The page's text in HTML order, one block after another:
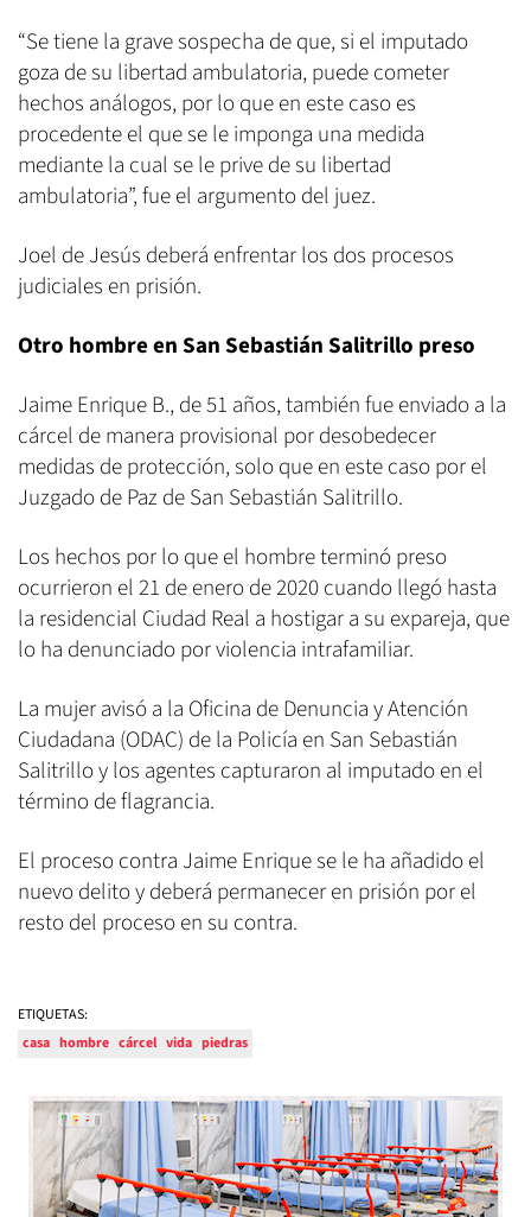
“Se tiene la grave sospecha de que, si el imputado
goza de su libertad ambulatoria, puede cometer
hechos análogos, por lo que en este caso es
procedente el que se le imponga una medida
mediante la cual se le prive de su libertad
ambulatoria”, fue el argumento del juez.
Joel de Jesús deberá enfrentar los dos procesos
judiciales en prisión.
Otro hombre en San Sebastián Salitrillo preso
Jaime Enrique B., de 51 años, también fue enviado a la
cárcel de manera provisional por desobedecer
medidas de protección, solo que en este caso por el
Juzgado de Paz de San Sebastián Salitrillo.
Los hechos por lo que el hombre terminó preso
ocurrieron el 21 de enero de 2020 cuando llegó hasta
la residencial Ciudad Real a hostigar a su expareja, que
lo ha denunciado por violencia intrafamiliar.
La mujer avisó a la Oficina de Denuncia y Atención
Ciudadana (ODAC) de la Policía en San Sebastián
Salitrillo y los agentes capturaron al imputado en el
término de flagrancia.
El proceso contra Jaime Enrique se le ha añadido el
nuevo delito y deberá permanecer en prisión por el
resto del proceso en su contra.
ETIQUETAS:
casa hombre cárcel vida piedras